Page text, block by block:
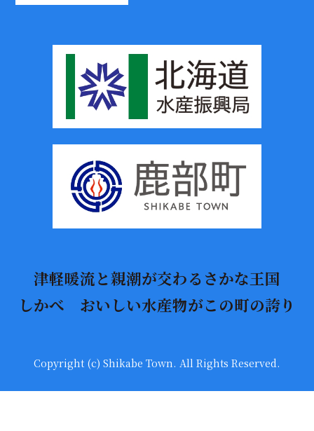
津軽暖流と親潮が交わるさかな王国
しかべ おいしい水産物がこの町の誇り
Copyright (c) Shikabe Town. All Rights Reserved.